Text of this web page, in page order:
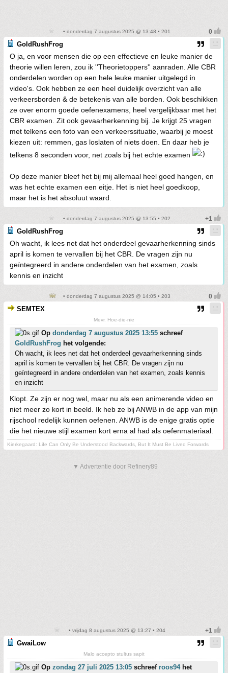
• donderdag 7 augustus 2025 @ 13:48 • 201
GoldRushFrog
O ja, en voor mensen die op een effectieve en leuke manier de
theorie willen leren, zou ik ''Theorietoppers'' aanraden. Alle CBR
onderdelen worden op een hele leuke manier uitgelegd in
video's. Ook hebben ze een heel duidelijk overzicht van alle
verkeersborden & de betekenis van alle borden. Ook beschikken
ze over enorm goede oefenexamens, heel vergelijkbaar met het
CBR examen. Zit ook gevaarherkenning bij. Je krijgt 25 vragen
met telkens een foto van een verkeerssituatie, waarbij je moest
kiezen uit: remmen, gas loslaten of niets doen. En daar heb je
telkens 8 seconden voor, net zoals bij het echte examen
Op deze manier bleef het bij mij allemaal heel goed hangen, en
was het echte examen een eitje. Het is niet heel goedkoop,
maar het is het absoluut waard.
• donderdag 7 augustus 2025 @ 13:55 • 202
GoldRushFrog
Oh wacht, ik lees net dat het onderdeel gevaarherkenning sinds
april is komen te vervallen bij het CBR. De vragen zijn nu
geïntegreerd in andere onderdelen van het examen, zoals
kennis en inzicht
• donderdag 7 augustus 2025 @ 14:05 • 203
SEMTEX
Mevr. Hoe-die-nie
Op donderdag 7 augustus 2025 13:55 schreef
GoldRushFrog het volgende:
Oh wacht, ik lees net dat het onderdeel gevaarherkenning sinds
april is komen te vervallen bij het CBR. De vragen zijn nu
geïntegreerd in andere onderdelen van het examen, zoals kennis
en inzicht
Klopt. Ze zijn er nog wel, maar nu als een animerende video en
niet meer zo kort in beeld. Ik heb ze bij ANWB in de app van mijn
rijschool redelijk kunnen oefenen. ANWB is de enige gratis optie
die het nieuwe stijl examen kort erna al had als oefenmateriaal.
Kierkegaard: Life Can Only Be Understood Backwards, But It Must Be Lived Forwards
▼ Advertentie door Refinery89
• vrijdag 8 augustus 2025 @ 13:27 • 204
GwaiLow
Malo accepto stultus sapit
Op zondag 27 juli 2025 13:05 schreef roos94het